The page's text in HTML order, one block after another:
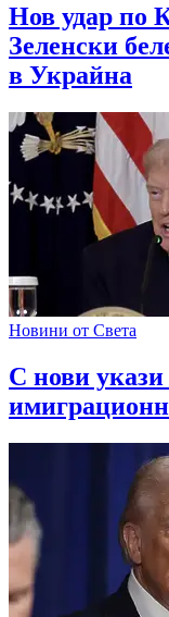
Нов удар по
Зеленски
в Украйна
Новини от Света
С нови